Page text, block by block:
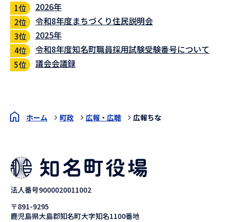
2026年
令和8年度まちづくり住民説明会
2025年
令和8年度知名町職員採用試験受験番号について
議会会議録
ホーム 町政 広報・広聴 広報ちな
法人番号9000020011002
〒891-9295
鹿児島県大島郡知名町大字知名1100番地